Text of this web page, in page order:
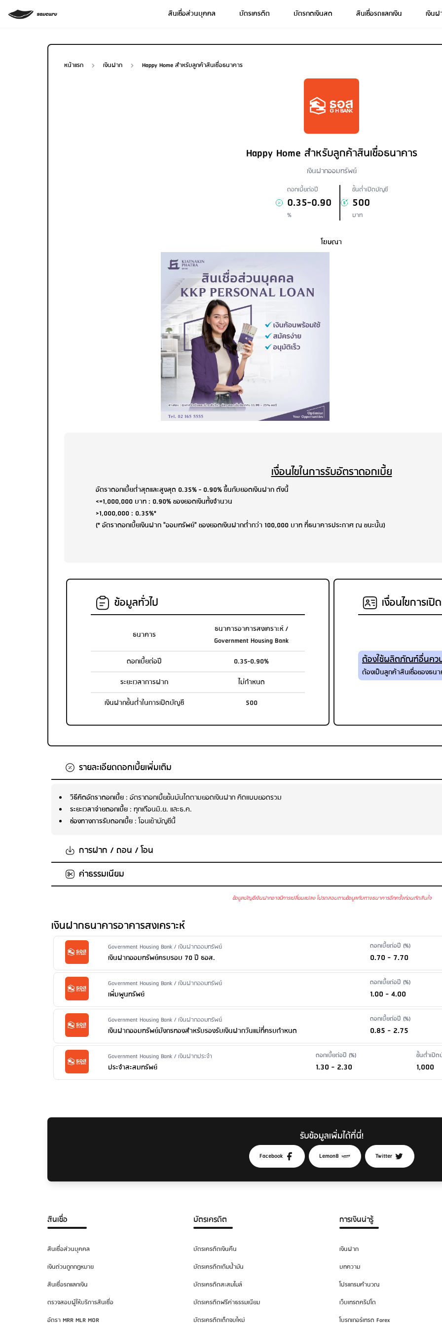
สินเชื่อส่วนบุคคล บัตรเครดิต บัตรกดเงินสด สินเชื่อรถแลกเงิน เงิน
หน้าแรก เงินฝาก Happy Home สำหรับลูกค้าสินเชื่อธนาคาร
Happy Home สำหรับลูกค้าสินเชื่อธนาคาร
เงินฝากออมทรัพย์
ดอกเบี้ยต่อปี
0.35-0.90
%
ขั้นต่ำเปิดบัญชี
500
บาท
โฆษณา
เงื่อนไขในการรับอัตราดอกเบี้ย
อัตราดอกเบี้ยต่ำสุดและสูงสุด 0.35% - 0.90% ขึ้นกับยอดเงินฝาก ดังนี้
<=1,000,000 บาท : 0.90% ของยอดเงินทั้งจำนวน
>1,000,000 : 0.35%*
(* อัตราดอกเบี้ยเงินฝาก "ออมทรัพย์" ของยอดเงินฝากต่ำกว่า 100,000 บาท ที่ธนาคารประกาศ ณ ขนะนั้น)
ข้อมูลทั่วไป
ธนาคาร
ธนาคารอาคารสงเคราะห์ /
Government Housing Bank
ดอกเบี้ยต่อปี
0.35-0.90%
ระยะเวลาการฝาก
ไม่กำหนด
เงินฝากขั้นต่ำในการเปิดบัญชี
500
เงื่อนไขการเ
ต้องใช้ผลิตภัณฑ์อื่นค
ต้องเป็นลูกค้าสินเชื่อของธน
รายละเอียดดอกเบี้ยเพิ่มเติม
วิธีคิดอัตราดอกเบี้ย : อัตราดอกเบี้ยขั้นบันไดตามยอดเงินฝาก คิดแบบยอดรวม
ระยะเวลาจ่ายดอกเบี้ย : ทุกเดือนมิ.ย. และธ.ค.
ช่องทางการรับดอกเบี้ย : โอนเข้าบัญชีนี้
การฝาก / ถอน / โอน
จำนวนเงินในการฝากขั้นต่ำต่อครั้ง
ค่าธรรมเนียม
: มีการเรียกเก็บ ตามอัตราที่กำหนด เมื่อไม่มีรายการเคลื่อนไหวติดต่อกันเกินกว่า 1 ปี และมียอดคงเหลือในบัญชีต่ำกว่า 500 บาท
ค่าธรรมเนียมออกสมุดคู่ฝากใหม่: 50 บาท/เล่ม
ค่าธรรมเนียมขอใบแสดงรายการเคลื่อนไหวทางบัญชีเงินฝาก ผ่านสาขา: ขอใบแสดงรายการย้อนหลังน้อยกว่า 6 เดือน: 50-100 บาท/ฉ
100 บาท/ฉบับ/บัญชี ขอใบแสดงรายการย้อนหลังมากว่า 2 ปี: 50-100 บาท/ฉบับ/บัญชี เงื่อนไข: -ให้ธนาคารออกหนังสือรับรอง 100 บาท -ไม่ต้อ
ค่าธรรมเนียมปิดบัญชี: 100 บาท/บัญชี เมื่อปิดบัญชีก่อน 30 วัน
ข้อมูลบัญชีเงินฝากอาจมีการเปลี่ยนแปลง โปรดสอบถามข้อมูลกับทางธนาคารอีกครั้งก่อนตัดสินใจ
เงินฝากธนาคารอาคารสงเคราะห์
Issuer Name / Financial Product Type
Government Housing Bank / เงินฝากออมทรัพย์
เงินฝากออมทรัพย์ครบรอบ 70 ปี ธอส.
ดอกเบี้ยต่อปี (%)
0.70 - 7.70
Issuer Name / Financial Product Type
Government Housing Bank / เงินฝากออมทรัพย์
เพิ่มพูนทรัพย์
ดอกเบี้ยต่อปี (%)
1.00 - 4.00
Issuer Name / Financial Product Type
Government Housing Bank / เงินฝากออมทรัพย์
เงินฝากออมทรัพย์มังกรทองสำหรับรองรับเงินฝากวันแม่ที่ครบกำหนด
ดอกเบี้ยต่อปี (%)
0.85 - 2.75
Issuer Name / Financial Product Type
Government Housing Bank / เงินฝากประจำ
ประจำสะสมทรัพย์
ดอกเบี้ยต่อปี (%)
1.30 - 2.30
ขั้นต่ำเปิ
1,000
รับข้อมูลเพิ่มได้ที่นี่!
Facebook Lemon8 Twitter
สินเชื่อ
สินเชื่อส่วนบุคคล
เงินด่วนถูกกฎหมาย
สินเชื่อรถแลกเงิน
ตรวจสอบผู้ให้บริการสินเชื่อ
อัตรา MRR MLR MOR
บัตรเครดิต
บัตรเครดิตเงินคืน
บัตรเครดิตเติมน้ำมัน
บัตรเครดิตสะสมไมล์
บัตรเครดิตฟรีค่าธรรมเนียม
บัตรเครดิตเด็กจบใหม่
การเงินน่ารู้
เงินฝาก
บทความ
โปรแกรมคำนวณ
เว็บเทรดคริปโต
โบรกเกอร์เทรด Forex